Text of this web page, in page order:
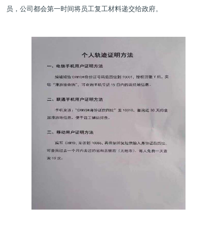
员，公司都会第一时间将员工复工材料递交给政府。